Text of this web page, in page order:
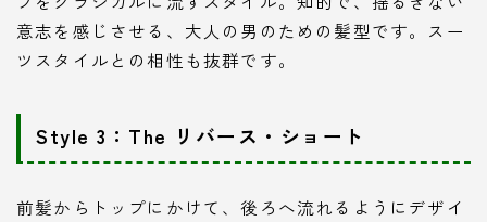
意志を感じさせる、大人の男のための髪型です。スー
ツスタイルとの相性も抜群です。
Style 3：The リバース・ショート
前髪からトップにかけて、後ろへ流れるようにデザイ